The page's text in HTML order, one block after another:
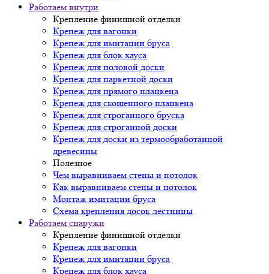
Работаем внутри
Крепление финишной отделки
Крепеж для вагонки
Крепеж для имитации бруса
Крепеж для блок хауса
Крепеж для половой доски
Крепеж для паркетной доски
Крепеж для прямого планкена
Крепеж для скошенного планкена
Крепеж для строганного бруска
Крепеж для строганной доски
Крепеж для доски из термообработанной
древесины
Полезное
Чем выравниваем стены и потолок
Как выравниваем стены и потолок
Монтаж имитации бруса
Схема крепления досок лестницы
Работаем снаружи
Крепление финишной отделки
Крепеж для вагонки
Крепеж для имитации бруса
Крепеж для блок хауса